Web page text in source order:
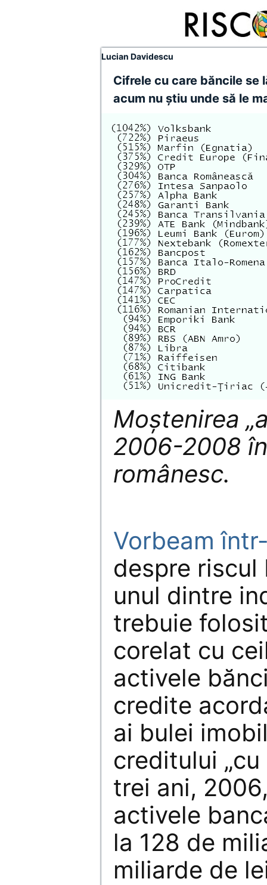
Lucian Davidescu
Cifrele cu care băncile se
acum nu ştiu unde să le
Moştenirea
2006-2008
românesc.
Vorbeam
despre riscul
unul dintre
trebuie
corelat cu
activele
credite
ai bulei
creditului
trei ani,
activele
la 128 de
miliarde de